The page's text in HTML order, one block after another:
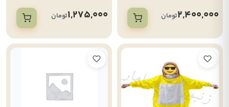
2,400,000تومان 1,275,000تومان